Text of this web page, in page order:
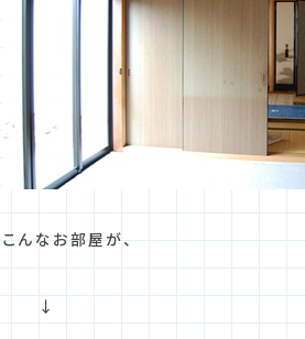
こんなお部屋が、
↓